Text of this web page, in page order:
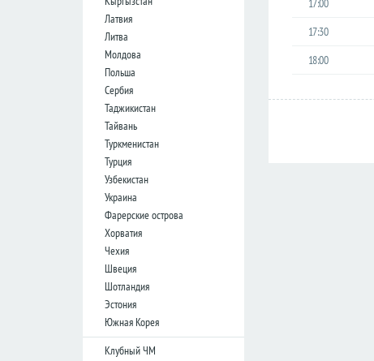
Латвия
Литва
Молдова
Польша
Сербия
Таджикистан
Тайвань
Туркменистан
Турция
Узбекистан
Украина
Фарерские острова
Хорватия
Чехия
Швеция
Шотландия
Эстония
Южная Корея
Клубный ЧМ
17:00
17:30
18:00